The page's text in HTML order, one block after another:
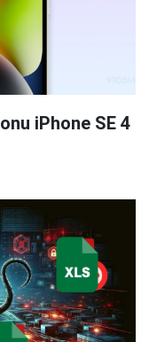
iPhone SE 4